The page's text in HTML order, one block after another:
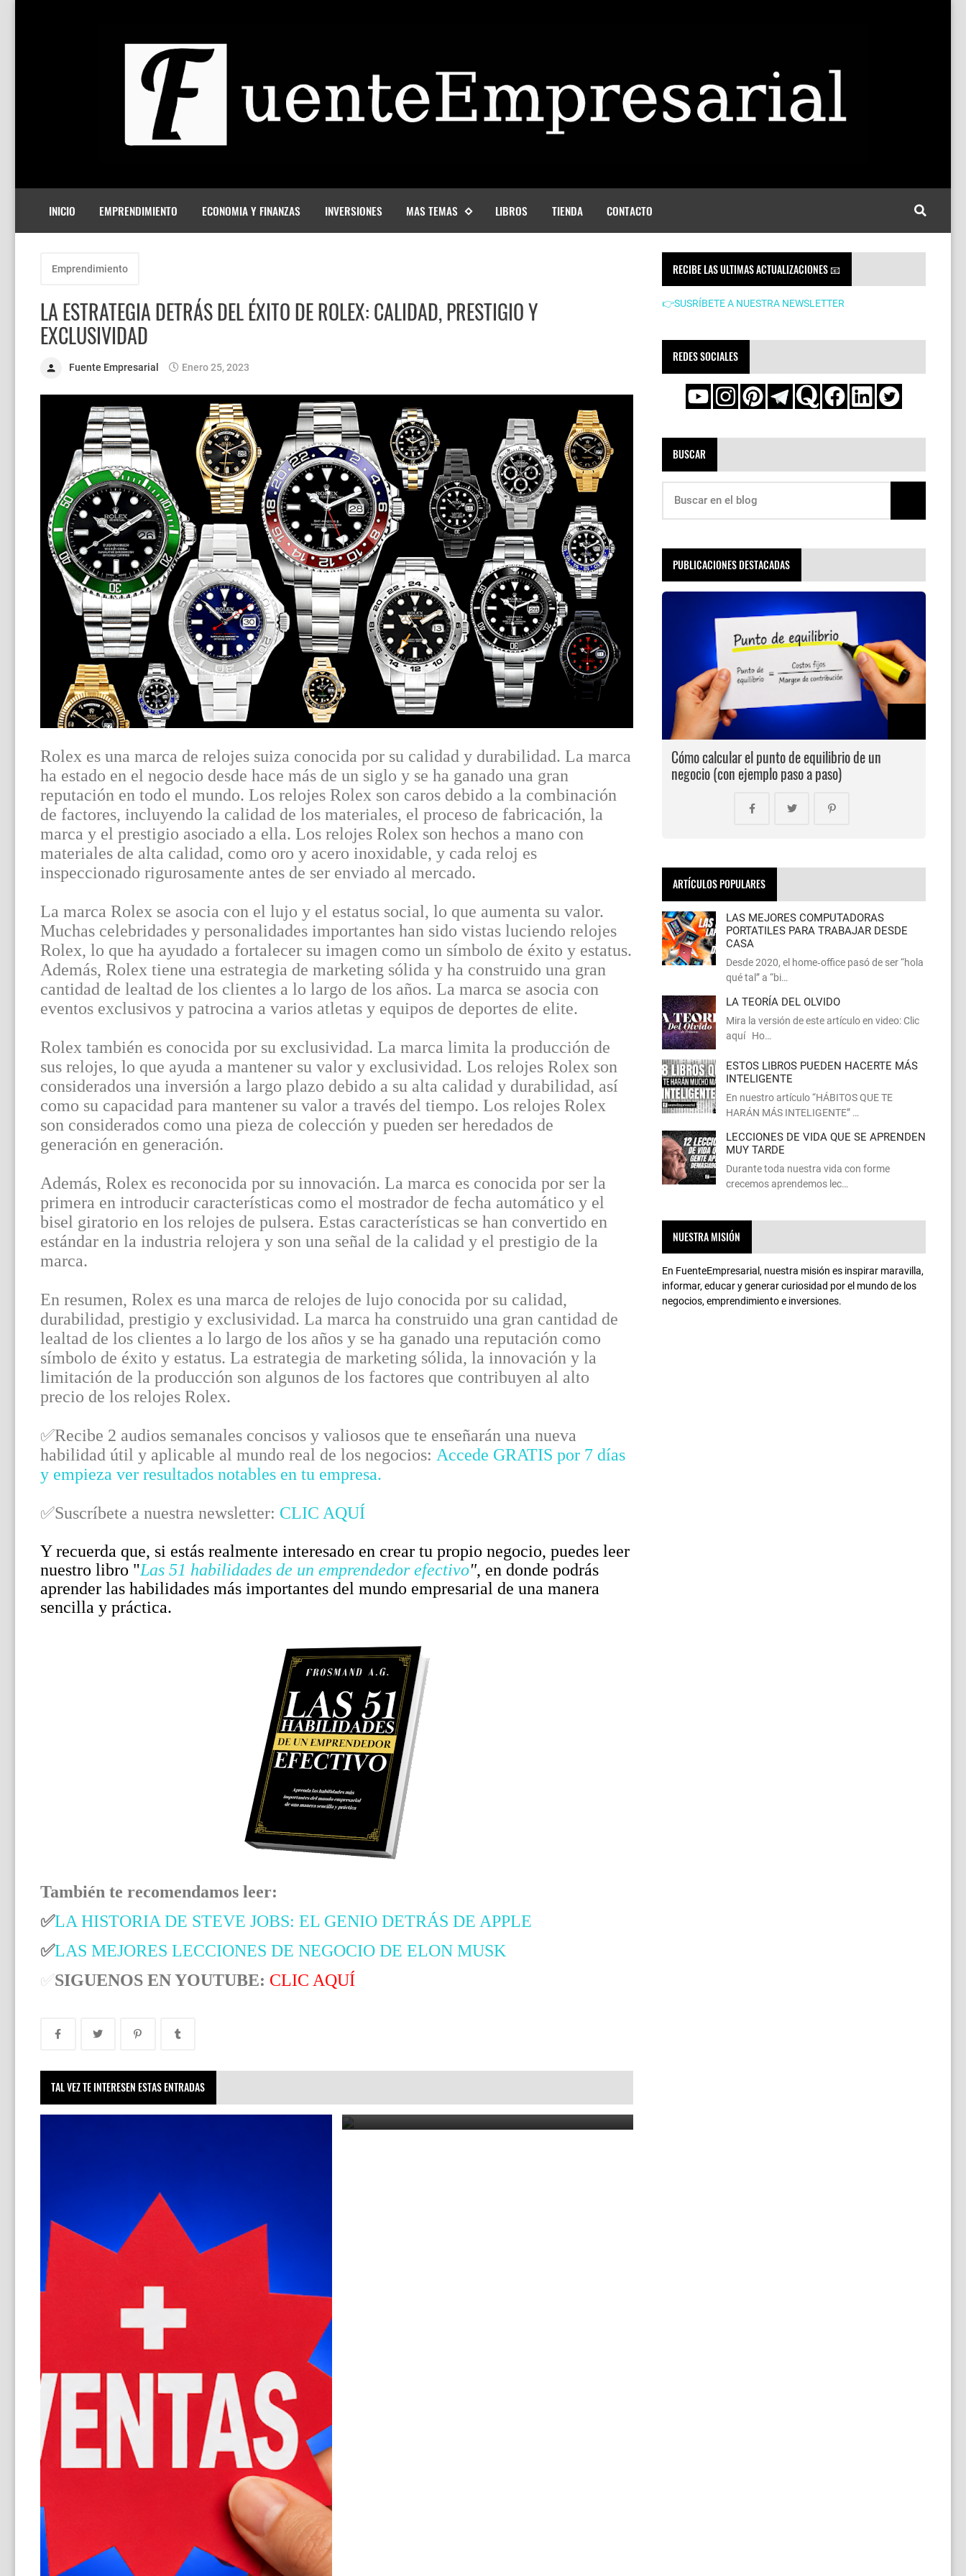
INICIO EMPRENDIMIENTO ECONOMIA Y FINANZAS INVERSIONES MAS TEMAS LIBROS TIENDA CONTACTO
Emprendimiento
LA ESTRATEGIA DETRÁS DEL ÉXITO DE ROLEX: CALIDAD, PRESTIGIO Y
EXCLUSIVIDAD
Fuente Empresarial Enero 25, 2023
Rolex es una marca de relojes suiza conocida por su calidad y durabilidad. La marca
ha estado en el negocio desde hace más de un siglo y se ha ganado una gran
reputación en todo el mundo. Los relojes Rolex son caros debido a la combinación
de factores, incluyendo la calidad de los materiales, el proceso de fabricación, la
marca y el prestigio asociado a ella. Los relojes Rolex son hechos a mano con
materiales de alta calidad, como oro y acero inoxidable, y cada reloj es
inspeccionado rigurosamente antes de ser enviado al mercado.
La marca Rolex se asocia con el lujo y el estatus social, lo que aumenta su valor.
Muchas celebridades y personalidades importantes han sido vistas luciendo relojes
Rolex, lo que ha ayudado a fortalecer su imagen como un símbolo de éxito y estatus.
Además, Rolex tiene una estrategia de marketing sólida y ha construido una gran
cantidad de lealtad de los clientes a lo largo de los años. La marca se asocia con
eventos exclusivos y patrocina a varios atletas y equipos de deportes de elite.
Rolex también es conocida por su exclusividad. La marca limita la producción de
sus relojes, lo que ayuda a mantener su valor y exclusividad. Los relojes Rolex son
considerados una inversión a largo plazo debido a su alta calidad y durabilidad, así
como su capacidad para mantener su valor a través del tiempo. Los relojes Rolex
son considerados como una pieza de colección y pueden ser heredados de
generación en generación.
Además, Rolex es reconocida por su innovación. La marca es conocida por ser la
primera en introducir características como el mostrador de fecha automático y el
bisel giratorio en los relojes de pulsera. Estas características se han convertido en
estándar en la industria relojera y son una señal de la calidad y el prestigio de la
marca.
En resumen, Rolex es una marca de relojes de lujo conocida por su calidad,
durabilidad, prestigio y exclusividad. La marca ha construido una gran cantidad de
lealtad de los clientes a lo largo de los años y se ha ganado una reputación como
símbolo de éxito y estatus. La estrategia de marketing sólida, la innovación y la
limitación de la producción son algunos de los factores que contribuyen al alto
precio de los relojes Rolex.
✅Recibe 2 audios semanales concisos y valiosos que te enseñarán una nueva
habilidad útil y aplicable al mundo real de los negocios: Accede GRATIS por 7 días
y empieza ver resultados notables en tu empresa.
✅Suscríbete a nuestra newsletter: CLIC AQUÍ
Y recuerda que, si estás realmente interesado en crear tu propio negocio, puedes leer
nuestro libro "Las 51 habilidades de un emprendedor efectivo", en donde podrás
aprender las habilidades más importantes del mundo empresarial de una manera
sencilla y práctica.
También te recomendamos leer:
✅LA HISTORIA DE STEVE JOBS: EL GENIO DETRÁS DE APPLE
✅LAS MEJORES LECCIONES DE NEGOCIO DE ELON MUSK
✅SIGUENOS EN YOUTUBE: CLIC AQUÍ
TAL VEZ TE INTERESEN ESTAS ENTRADAS
June 21, 2026
RECIBE LAS ULTIMAS ACTUALIZACIONES 📧
👉SUSRÍBETE A NUESTRA NEWSLETTER
REDES SOCIALES
BUSCAR
PUBLICACIONES DESTACADAS
Cómo calcular el punto de equilibrio de un
negocio (con ejemplo paso a paso)
ARTÍCULOS POPULARES
LAS MEJORES COMPUTADORAS
PORTATILES PARA TRABAJAR DESDE
CASA
Desde 2020, el home‑office pasó de ser “hola
qué tal” a “bi…
LA TEORÍA DEL OLVIDO
Mira la versión de este artículo en video: Clic
aquí Ho…
ESTOS LIBROS PUEDEN HACERTE MÁS
INTELIGENTE
En nuestro artículo “HÁBITOS QUE TE
HARÁN MÁS INTELIGENTE” …
LECCIONES DE VIDA QUE SE APRENDEN
MUY TARDE
Durante toda nuestra vida con forme
crecemos aprendemos lec…
NUESTRA MISIÓN
En FuenteEmpresarial, nuestra misión es inspirar maravilla,
informar, educar y generar curiosidad por el mundo de los
negocios, emprendimiento e inversiones.